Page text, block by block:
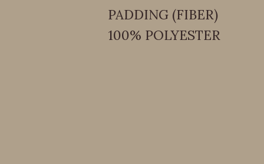
PADDING (FIBER)
100% POLYESTER